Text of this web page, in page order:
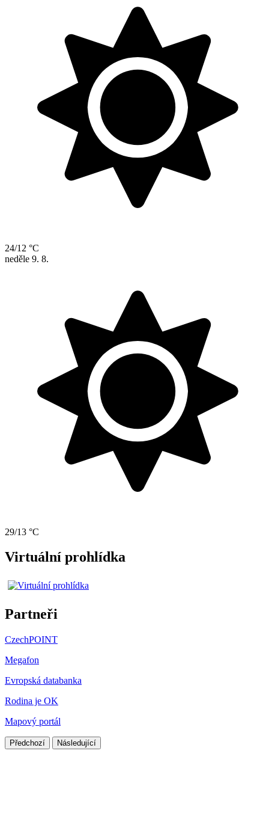
24/12 °C
neděle 9. 8.
29/13 °C
Virtuální prohlídka
Partneři
CzechPOINT
Megafon
Evropská databanka
Rodina je OK
Mapový portál
Předchozí Následující